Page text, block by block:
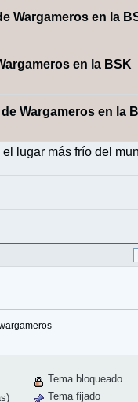
Wargameros en la
en la BSK
Wargameros en la
lugar más frío del
Tema bloqueado
Tema fijado